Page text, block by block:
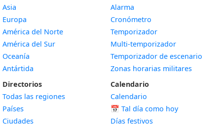
Asia
Europa
América del Norte
América del Sur
Oceanía
Antártida
Directorios
Todas las regiones
Países
Ciudades
Alarma
Cronómetro
Temporizador
Multi-temporizador
Temporizador de escenario
Zonas horarias militares
Calendario
Calendario
📅 Tal día como hoy
Días festivos